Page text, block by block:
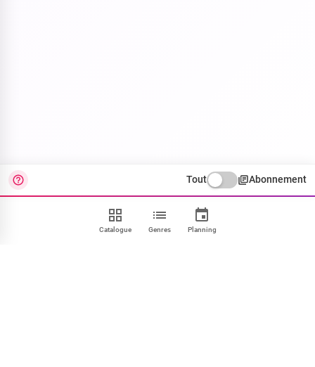
Catalogue Genres Planning
Tout Abonnement